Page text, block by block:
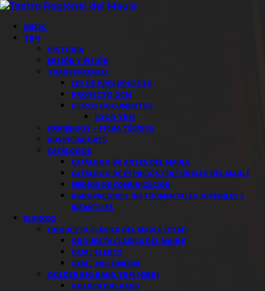
Saltar
contenido
Menú
principal
INICIO
TRM
HISTORIA
MISIÓN Y VISIÓN
TRANSPARENCIA
LEY DE PRESUPUESTO
PROYECTO OCM
OTROS DOCUMENTOS
LOGO TRM
ARRIENDOS – FICHA TÉCNICA
AUSPICIADORES
CATÁLOGOS
CATÁLOGO DE ARTES DEL MAULE
CATÁLOGO DE ESPACIOS CULTURALES DEL MAULE
MEDIOS DE COMUNICACIÓN
AGRUPACIONES INSTRUMENTALES JUVENILES E
INFANTILES
ELENCOS
ORQUESTA CLÁSICA DEL MAULE (OCM)
ORQUESTA CLÁSICA DEL MAULE
OCM / ELENCO
OCM / MULTIMEDIA
GOLDEN BIG BAND TRM (GBB)
GOLDEN BIG BAND